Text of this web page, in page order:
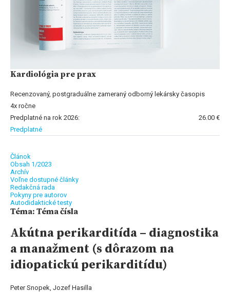
Kardiológia pre prax
Recenzovaný, postgraduálne zameraný odborný lekársky časopis
4x ročne
Predplatné na rok 2026:
26.00 €
Predplatné
Článok
Obsah 1/2023
Archív
Voľne dostupné články
Redakčná rada
Pokyny pre autorov
Autodidaktické testy
Téma: Téma čísla
Akútna perikarditída – diagnostika
a manažment (s dôrazom na
idiopatickú perikarditídu)
Peter Snopek, Jozef Hasilla